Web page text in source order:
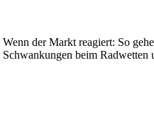
Wenn der Markt reagiert: So
Schwankungen beim Radwetten